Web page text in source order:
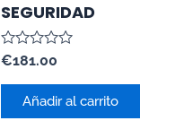
SEGURIDAD
Valorado
0
€181.00
Añadir al carrito